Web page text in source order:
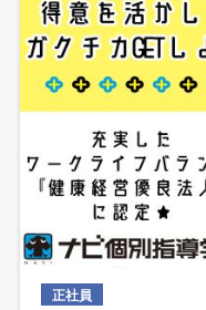
正社員